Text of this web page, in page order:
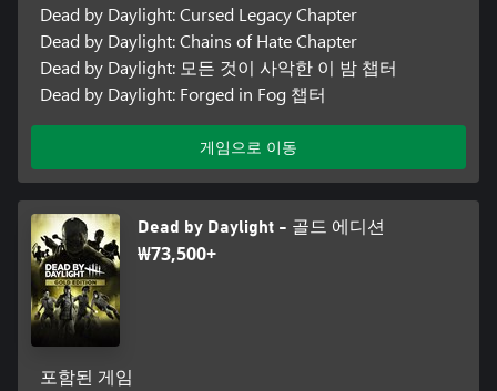
Dead by Daylight: Cursed Legacy Chapter
Dead by Daylight: Chains of Hate Chapter
Dead by Daylight: 모든 것이 사악한 이 밤 챕터
Dead by Daylight: Forged in Fog 챕터
게임으로 이동
Dead by Daylight - 골드 에디션
₩73,500+
포함된 게임